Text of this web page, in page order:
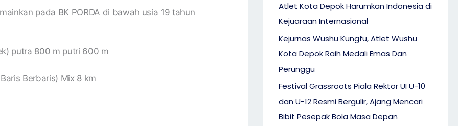
pada BK PORDA di bawah usia 19 tahun
putra 800 m putri 600 m
Berbaris) Mix 8 km
Atlet Kota Depok Harumkan Indonesia di
Kejuaraan Internasional
Kejurnas Wushu Kungfu, Atlet Wushu
Kota Depok Raih Medali Emas Dan
Perunggu
Festival Grassroots Piala Rektor UI U-10
dan U-12 Resmi Bergulir, Ajang Mencari
Bibit Pesepak Bola Masa Depan